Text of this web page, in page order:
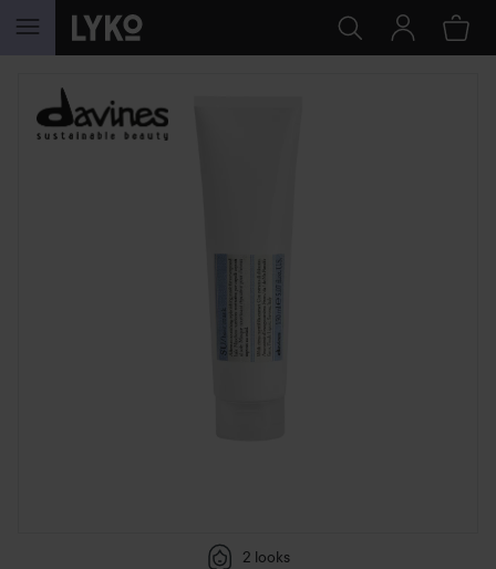
HOPPA TILL INNEHÅLLET
2 looks